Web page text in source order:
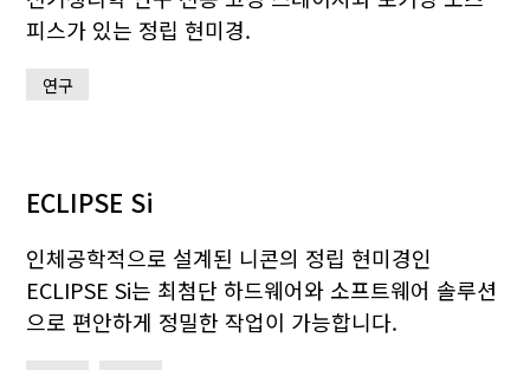
피스가 있는 정립 현미경.
연구
ECLIPSE Si
인체공학적으로 설계된 니콘의 정립 현미경인
ECLIPSE Si는 최첨단 하드웨어와 소프트웨어 솔루션
으로 편안하게 정밀한 작업이 가능합니다.